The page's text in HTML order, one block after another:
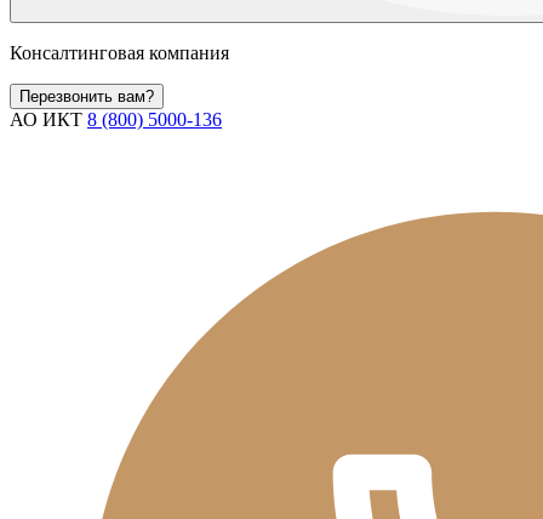
Консалтинговая компания
Перезвонить вам?
АО ИКТ 8 (800) 5000-136